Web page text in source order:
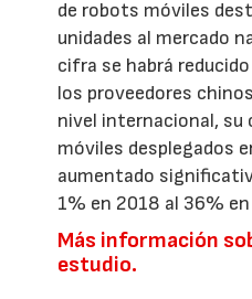
de robots móviles
unidades al mercado
cifra se habrá
los proveedores
nivel internacional, su
móviles desplegados
aumentado
1% en 2018 al 36%
Más información
estudio.